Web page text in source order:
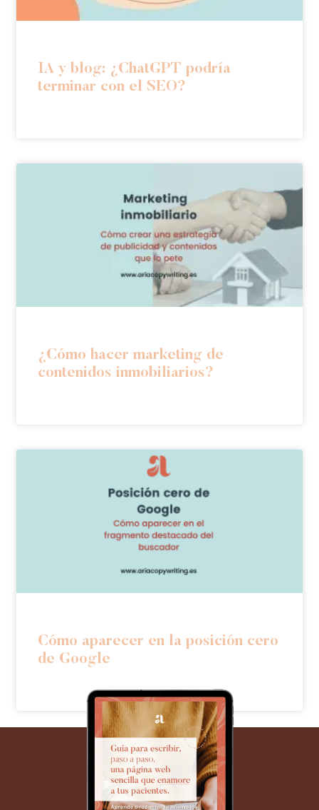
IA y blog: ¿ChatGPT podría
terminar con el SEO?
¿Cómo hacer marketing de
contenidos inmobiliarios?
Cómo aparecer en la posición cero
de Google